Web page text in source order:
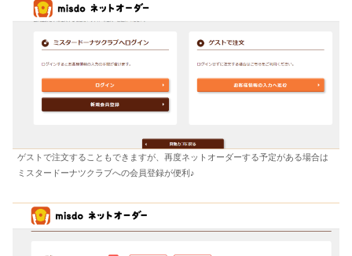
ゲストで注文することもできますが、再度ネットオーダーする予定がある場合は
ミスタードーナツクラブへの会員登録が便利♪